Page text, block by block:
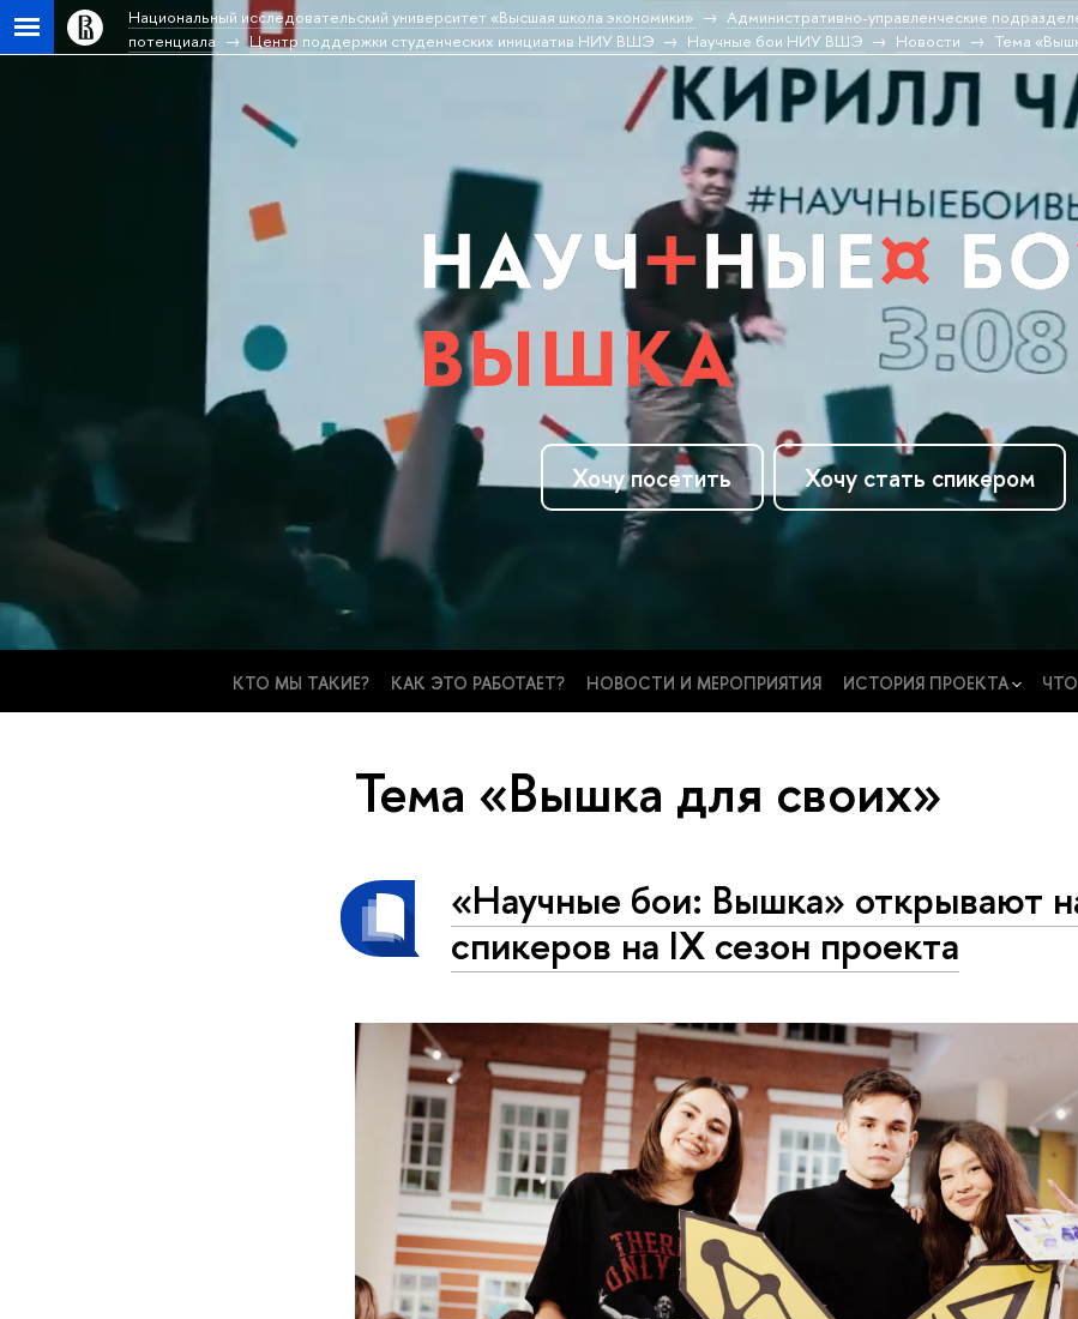
Национальный исследовательский университет «Высшая школа экономики» Административно-управленческие
потенциала
Центр поддержки студенческих инициатив НИУ ВШЭ Научные бои НИУ ВШЭ Новости Тема
Хочу посетить Хочу стать спикером
КТО МЫ ТАКИЕ? КАК ЭТО РАБОТАЕТ? НОВОСТИ И МЕРОПРИЯТИЯ ИСТОРИЯ ПРОЕКТА
Тема «Вышка для своих»
«Научные бои: Вышка» открывают
спикеров на IX сезон проекта